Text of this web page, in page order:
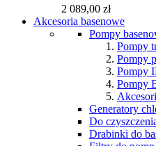
2 089,00 zł
Akcesoria basenowe
Pompy
Pompy
Pompy
Pompy
Pompy
Generatory
Do
Drabinki do